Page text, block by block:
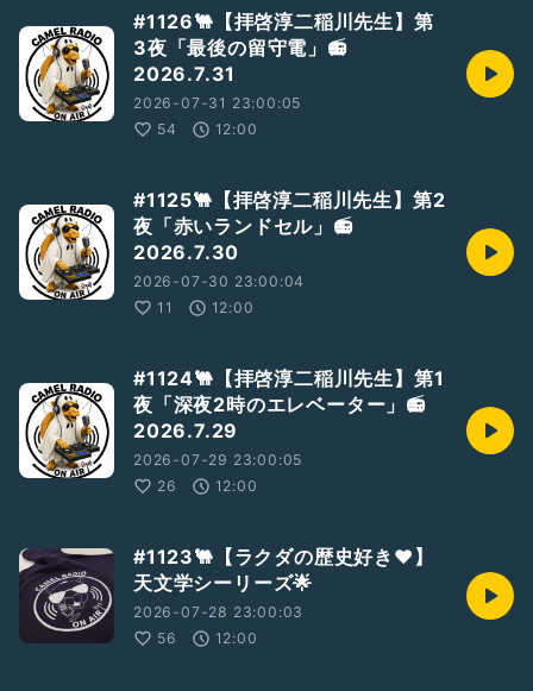
#1126🐫【拝啓淳二稲川先生】第
3夜「最後の留守電」📻
2026.7.31
2026-07-31 23:00:05
54
12:00
#1125🐫【拝啓淳二稲川先生】第2
夜「赤いランドセル」📻
2026.7.30
2026-07-30 23:00:04
11
12:00
#1124🐫【拝啓淳二稲川先生】第1
夜「深夜2時のエレベーター」📻
2026.7.29
2026-07-29 23:00:05
26
12:00
#1123🐫【ラクダの歴史好き❤】
天文学シーリーズ🌟
2026-07-28 23:00:03
56
12:00